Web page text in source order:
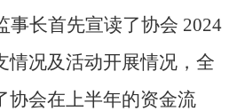
事长首先宣读了协会 2024
情况及活动开展情况，全
协会在上半年的资金流